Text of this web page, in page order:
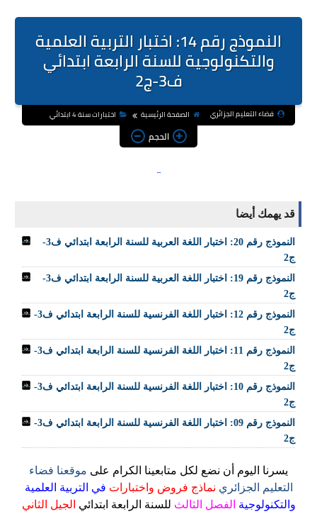
النموذج رقم 14: اختبار التربية العلمية
والتكنولوجية للسنة الرابعة ابتدائي
ف3-ج2
فضاء التعليم الجزائري الصفحة الرئيسية اختبارات سنة 4 ابتدائي
الحجم
قد يهمك أيضا
النموذج رقم 20: اختبار اللغة العربية للسنة الرابعة ابتدائي ف3-
ج2
النموذج رقم 19: اختبار اللغة العربية للسنة الرابعة ابتدائي ف3-
ج2
النموذج رقم 12: اختبار اللغة الفرنسية للسنة الرابعة ابتدائي ف3-
ج2
النموذج رقم 11: اختبار اللغة الفرنسية للسنة الرابعة ابتدائي ف3-
ج2
النموذج رقم 10: اختبار اللغة الفرنسية للسنة الرابعة ابتدائي ف3-
ج2
النموذج رقم 09: اختبار اللغة الفرنسية للسنة الرابعة ابتدائي ف3-
ج2
يسرنا اليوم أن نضع لكل متابعينا الكرام على موقعنا فضاء
التعليم الجزائري نماذج فروض واختبارات في التربية العلمية
والتكنولوجية الفصل الثالث للسنة الرابعة ابتدائي الجيل الثاني